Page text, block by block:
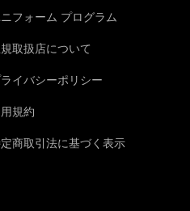
フォーム プログラム
取扱店について
イバシーポリシー
規約
商取引法に基づく表示